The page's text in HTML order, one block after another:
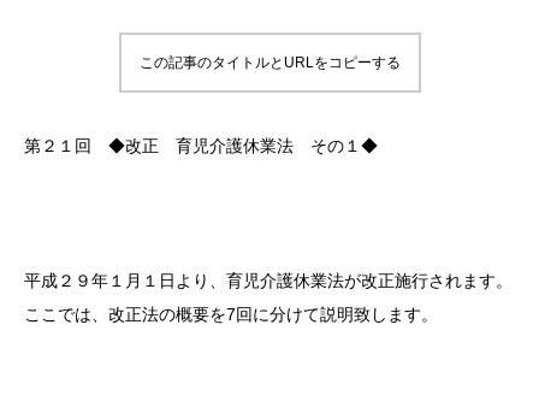
この記事のタイトルとURLをコピーする
第２１回 ◆改正 育児介護休業法 その１◆
平成２９年１月１日より、育児介護休業法が改正施行されます。
ここでは、改正法の概要を7回に分けて説明致します。